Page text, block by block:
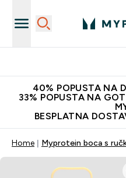
40% POPUSTA NA
33% POPUSTA NA
BESPLATNA
Home Myprotein boca s